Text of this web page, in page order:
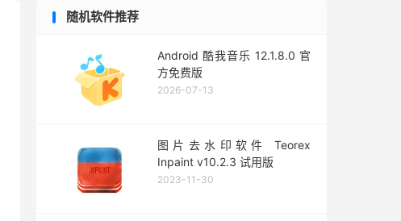
随机软件推荐
Android 酷我音乐 12.1.8.0 官
方免费版
2026-07-13
图片去水印软件 Teorex
Inpaint v10.2.3 试用版
2023-11-30